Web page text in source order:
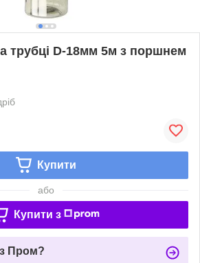
трубці D-18мм 5м з поршнем
Купити
або
Купити з
Пром?